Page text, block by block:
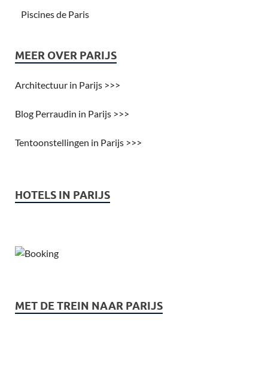
Piscines de Paris
MEER OVER PARIJS
Architectuur in Parijs >>>
Blog Perraudin in Parijs >>>
Tentoonstellingen in Parijs >>>
HOTELS IN PARIJS
MET DE TREIN NAAR PARIJS